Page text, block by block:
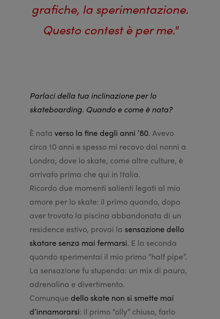
grafiche, la sperimentazione.
Questo contest è per me."
Parlaci della tua inclinazione per lo
skateboarding. Quando e come è nata?
È nata verso la fine degli anni ’80. Avevo
circa 10 anni e spesso mi recavo dai nonni a
Londra, dove lo skate, come altre culture, è
arrivato prima che qui in Italia.
Ricordo due momenti salienti legati al mio
amore per lo skate: il primo quando, dopo
aver trovato la piscina abbandonata di un
residence estivo, provai la sensazione dello
skatare senza mai fermarsi. E la seconda
quando sperimentai il mio primo “half pipe”.
La sensazione fu stupenda: un mix di paura,
adrenalina e divertimento.
Comunque dello skate non si smette mai
d’innamorarsi: il primo “olly” chiuso, farlo